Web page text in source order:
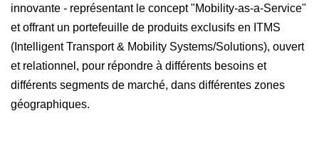
innovante - représentant le concept "Mobility-as-a-Service"
et offrant un portefeuille de produits exclusifs en ITMS
(Intelligent Transport & Mobility Systems/Solutions), ouvert
et relationnel, pour répondre à différents besoins et
différents segments de marché, dans différentes zones
géographiques.